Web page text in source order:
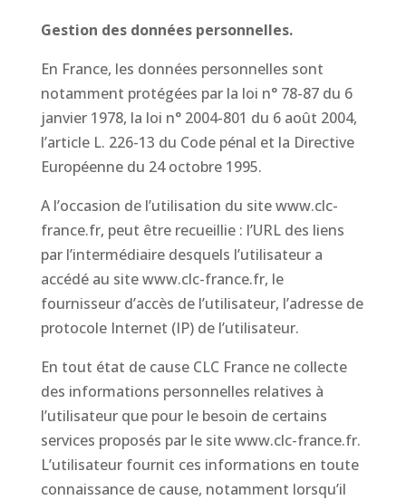
Gestion des données personnelles.
En France, les données personnelles sont
notamment protégées par la loi n° 78-87 du 6
janvier 1978, la loi n° 2004-801 du 6 août 2004,
l’article L. 226-13 du Code pénal et la Directive
Européenne du 24 octobre 1995.
A l’occasion de l’utilisation du site www.clc-
france.fr, peut être recueillie : l’URL des liens
par l’intermédiaire desquels l’utilisateur a
accédé au site www.clc-france.fr, le
fournisseur d’accès de l’utilisateur, l’adresse de
protocole Internet (IP) de l’utilisateur.
En tout état de cause CLC France ne collecte
des informations personnelles relatives à
l’utilisateur que pour le besoin de certains
services proposés par le site www.clc-france.fr.
L’utilisateur fournit ces informations en toute
connaissance de cause, notamment lorsqu’il